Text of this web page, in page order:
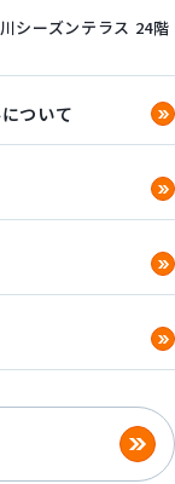
シーズンテラス 24階
ついて